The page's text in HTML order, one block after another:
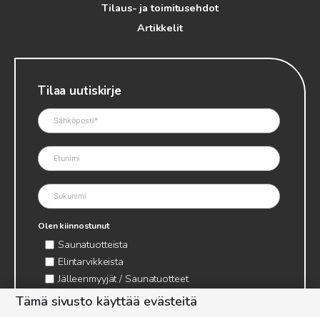
Tilaus- ja toimitusehdot
Artikkelit
Tilaa uutiskirje
Olen kiinnostunut
Saunatuotteista
Elintarvikkeista
Jälleenmyyjät / Saunatuotteet
Jälleenmyyjät / Elintarvikkeet
Tämä sivusto käyttää evästeitä